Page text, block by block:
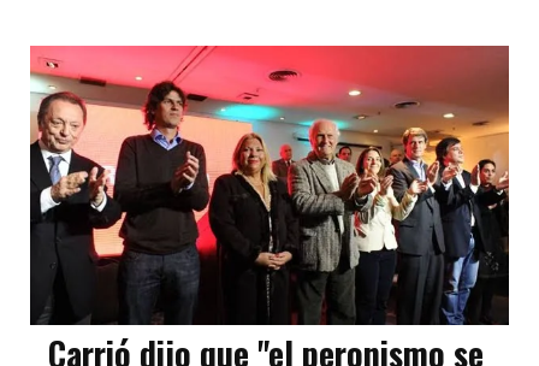
Carrió dijo que "el peronismo se